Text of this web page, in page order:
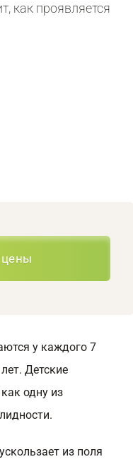
как проявляется
у каждого 7
Детские
одну из
из поля